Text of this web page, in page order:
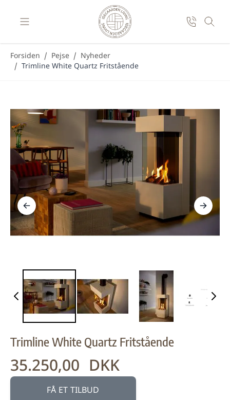
Forsiden / Pejse / Nyheder
/ Trimline White Quartz Fritstående
Trimline White Quartz Fritstående
35.250,00 DKK
FÅ ET TILBUD